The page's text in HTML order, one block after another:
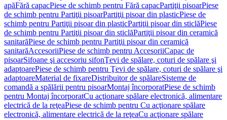
apăFără capacPiese de schimb pentru Fără capacPartiţii pisoarPiese
de schimb pentru Partiţii pisoarPartiţii pisoar din plasticPiese de
schimb pentru Partiţii pisoar din plasticPartiţii pisoar din sticlăPiese
de schimb pentru Partiţii pisoar din sticlăPartiţii pisoar din ceramică
sanitarăPiese de schimb pentru Partiţii pisoar din ceramică
sanitarăAccesoriiPiese de schimb pentru AccesoriiCapac de
pisoarSifoane şi accesoriu sifonŢevi de spălare, coturi de spălare şi
adaptoarePiese de schimb pentru Ţevi de spălare, coturi de spălare şi
adaptoareMaterial de fixareDistribuitor de spălareSisteme de
comandă a spălării pentru pisoarMontaj încorporatPiese de schimb
pentru Montaj încorporatCu acţionare spălare electronică, alimentare
electrică de la reţeaPiese de schimb pentru Cu acţionare spălare
electronică, alimentare electrică de la reţeaCu acţionare spălare